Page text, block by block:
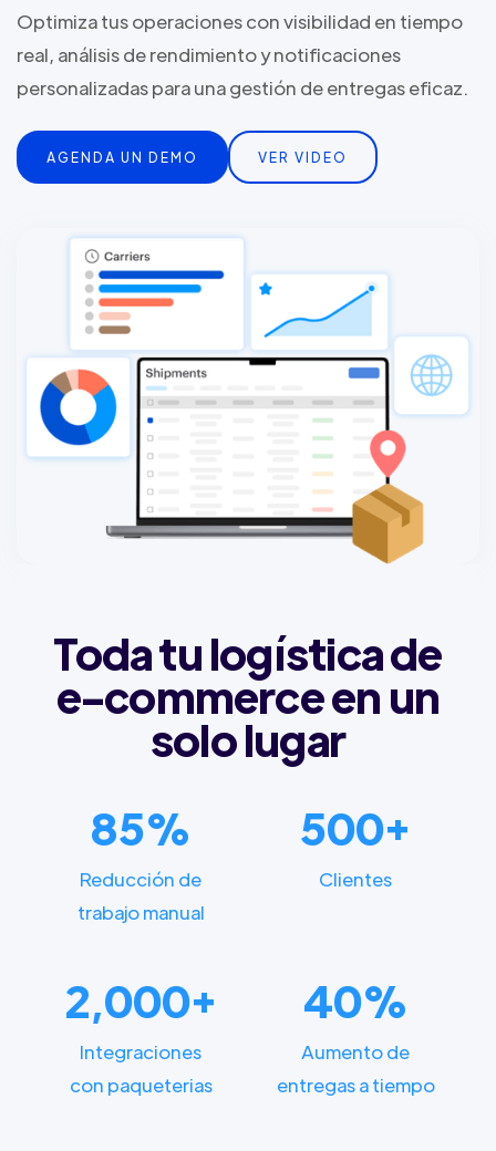
Optimiza tus operaciones con visibilidad en tiempo
real, análisis de rendimiento y notificaciones
personalizadas para una gestión de entregas eficaz.
AGENDA UN DEMO VER VIDEO
Toda tu logística de
e-commerce en un
solo lugar
85%
Reducción de
trabajo manual
500+
Clientes
2,000+
Integraciones
con paqueterias
40%
Aumento de
entregas a tiempo